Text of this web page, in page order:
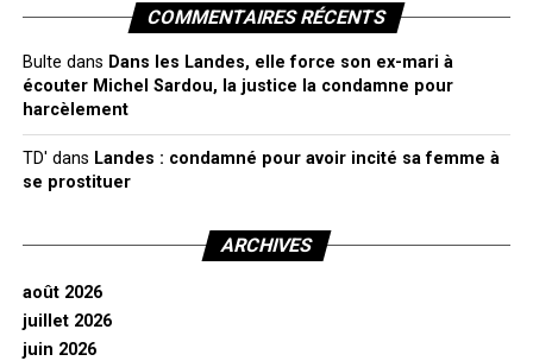
COMMENTAIRES RÉCENTS
Bulte dans Dans les Landes, elle force son ex-mari à
écouter Michel Sardou, la justice la condamne pour
harcèlement
TD' dans Landes : condamné pour avoir incité sa femme à
se prostituer
ARCHIVES
août 2026
juillet 2026
juin 2026